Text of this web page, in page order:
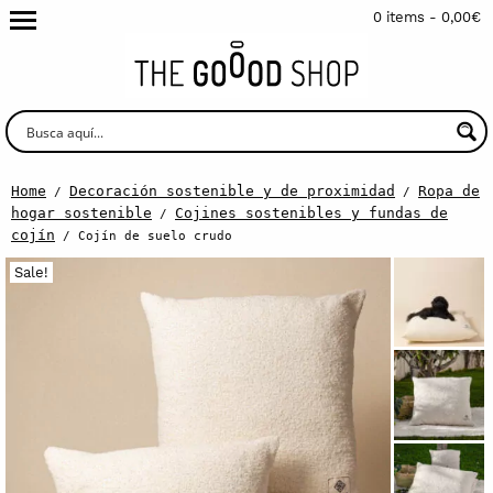
0 items - 0,00€
Home / Decoración sostenible y de proximidad / Ropa de
hogar sostenible / Cojines sostenibles y fundas de
cojín / Cojín de suelo crudo
Sale!